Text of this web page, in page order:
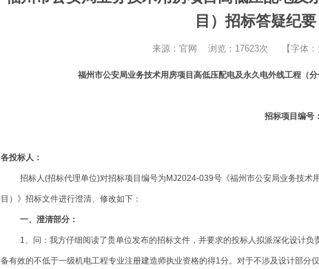
目）招标答疑纪要
来源：官网 浏览：17623次 【字体：
福州市公安局业务技术用房项目高低压配电及永久电外线工程（
招标项目编号：
各投标人：
招标人(招标代理单位)对招标项目编号为 MJ2024-039号《福州市公安局业务技术
目） 》招标文件进行澄清、修改如下：
一、澄清部分：
1、问：我方仔细阅读了贵单位发布的招标文件，并要求的投标人拟派深化设计
备有效的不低于一级机电工程专业注册建造师执业资格的得1分。对于不涉及设计部分